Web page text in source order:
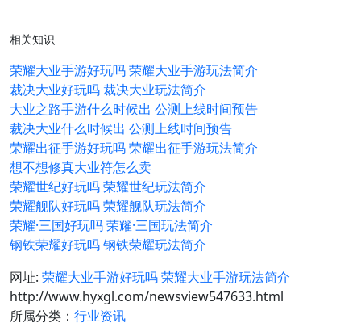
相关知识
荣耀大业手游好玩吗 荣耀大业手游玩法简介
裁决大业好玩吗 裁决大业玩法简介
大业之路手游什么时候出 公测上线时间预告
裁决大业什么时候出 公测上线时间预告
荣耀出征手游好玩吗 荣耀出征手游玩法简介
想不想修真大业符怎么卖
荣耀世纪好玩吗 荣耀世纪玩法简介
荣耀舰队好玩吗 荣耀舰队玩法简介
荣耀·三国好玩吗 荣耀·三国玩法简介
钢铁荣耀好玩吗 钢铁荣耀玩法简介
网址: 荣耀大业手游好玩吗 荣耀大业手游玩法简介
http://www.hyxgl.com/newsview547633.html
所属分类： 行业资讯